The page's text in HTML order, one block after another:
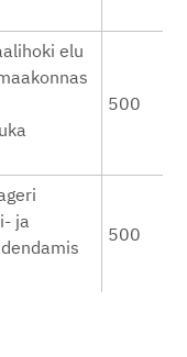
elu
500
ja
500